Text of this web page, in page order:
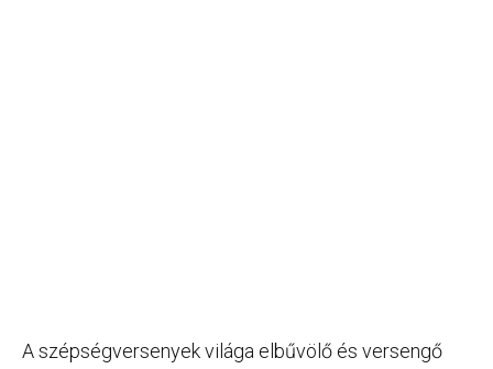
A szépségversenyek világa elbűvölő és versengő